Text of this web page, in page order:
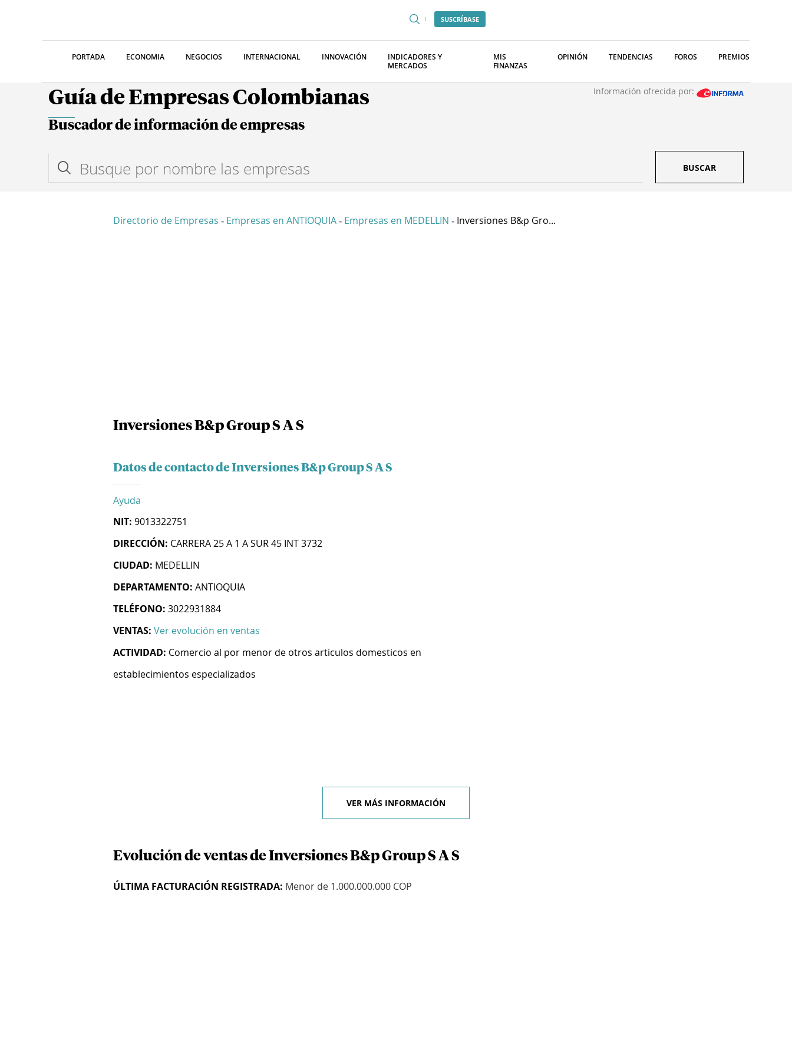
SUSCRÍBASE
PORTADA ECONOMIA NEGOCIOS INTERNACIONAL INNOVACIÓN
INDICADORES Y
MERCADOS
MIS
FINANZAS
OPINIÓN TENDENCIAS FOROS PREMIOS
Guía de Empresas Colombianas Información ofrecida por:
Buscador de información de empresas
BUSCAR
Directorio de Empresas - Empresas en ANTIOQUIA - Empresas en MEDELLIN - Inversiones B&p Gro...
Inversiones B&p Group S A S
Datos de contacto de Inversiones B&p Group S A S
Ayuda
NIT: 9013322751
DIRECCIÓN: CARRERA 25 A 1 A SUR 45 INT 3732
CIUDAD: MEDELLIN
DEPARTAMENTO: ANTIOQUIA
TELÉFONO: 3022931884
VENTAS: Ver evolución en ventas
ACTIVIDAD: Comercio al por menor de otros articulos domesticos en
establecimientos especializados
VER MÁS INFORMACIÓN
Evolución de ventas de Inversiones B&p Group S A S
ÚLTIMA FACTURACIÓN REGISTRADA: Menor de 1.000.000.000 COP